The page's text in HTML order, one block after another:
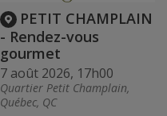
PETIT CHAMPLAIN
- Rendez-vous
gourmet
7 août 2026, 17h00
Quartier Petit Champlain,
Québec, QC